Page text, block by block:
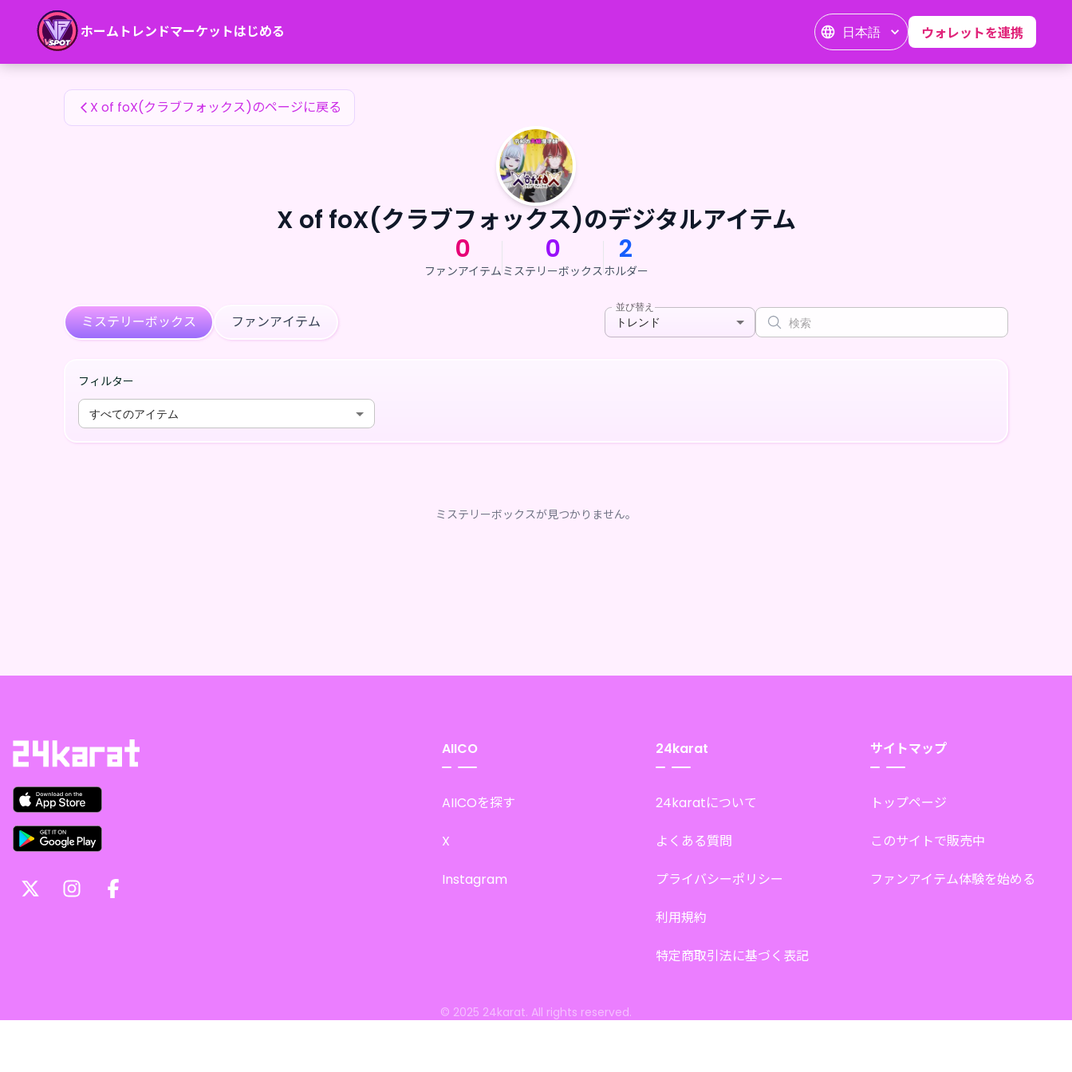
ホーム トレンドマーケットはじめる 日本語 ウォレットを連携
X of foX(クラブフォックス)のファンアイテム
X of foX(クラブフォックス)のページに戻る
X of foX(クラブフォックス)のデジタルアイテム
0
ファンアイテム
0
ミステリーボックス
2
ホルダー
ミステリーボックス ファンアイテム
並び替え
トレンド
フィルター
すべてのアイテム
ミステリーボックスが見つかりません。
AIICO
AIICOを探す
X
Instagram
24karat
24karatについて
よくある質問
プライバシーポリシー
利用規約
特定商取引法に基づく表記
サイトマップ
トップページ
このサイトで販売中
ファンアイテム体験を始める
© 2025 24karat. All rights reserved.
X of foX(クラブフォックス)のファンアイテム — 24karat